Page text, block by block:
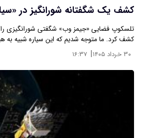
کشف یک شگفتانه شورانگیز در
تلسکوپ فضایی «جیمز وب» شگفتی شورانگیزی
کشف کرد. ما متوجه شدیم که این سیاره شبیه به
۳۰ خرداد ۱۴۰۵ | ۱۶:۳۷